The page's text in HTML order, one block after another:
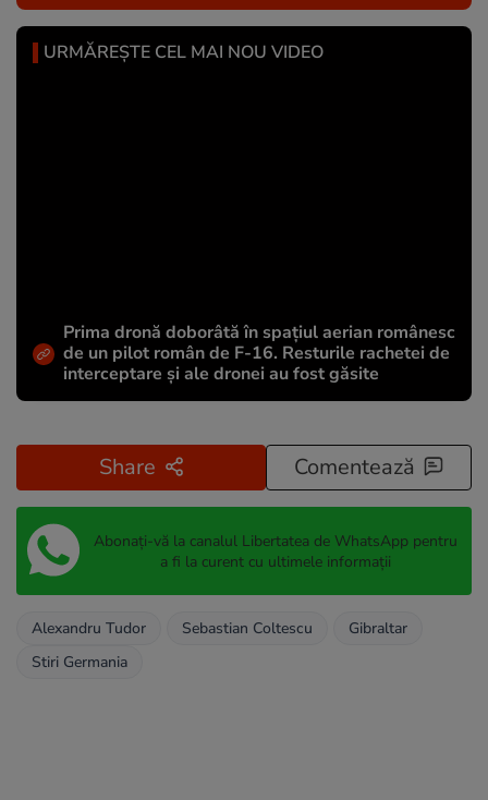
URMĂREȘTE CEL MAI NOU VIDEO
Prima dronă doborâtă în spațiul aerian românesc
de un pilot român de F-16. Resturile rachetei de
interceptare și ale dronei au fost găsite
Share Comentează
Abonați-vă la canalul Libertatea de WhatsApp pentru
a fi la curent cu ultimele informații
Alexandru Tudor Sebastian Coltescu
Gibraltar
Stiri Germania